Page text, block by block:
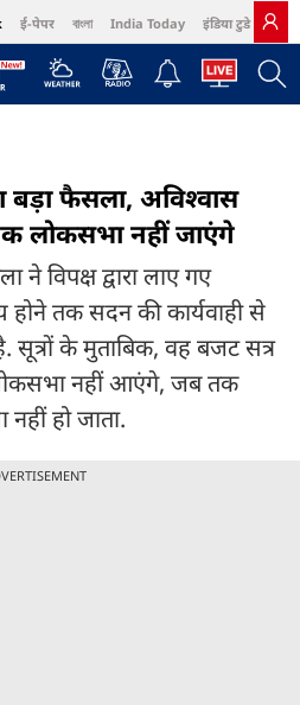
ई-पेपर বাংলা India Today इंडिया टुडे हिंदी
Harper's Bazaar Northeast
बड़ा फैसला, अविश्वास
लोकसभा नहीं जाएंगे
विपक्ष द्वारा लाए गए
होने तक सदन की कार्यवाही से
सूत्रों के मुताबिक, वह बजट सत्र
नहीं आएंगे, जब तक
हो जाता.